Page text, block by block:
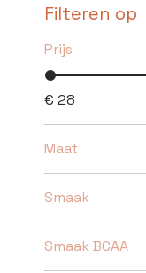
Filteren op
Prijs
€ 28
Maat
2XL
3XL
Smaak
Anna
Chocolate &
Smaak BCAA